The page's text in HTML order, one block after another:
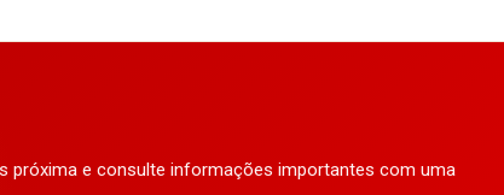
próxima e consulte informações importantes com uma